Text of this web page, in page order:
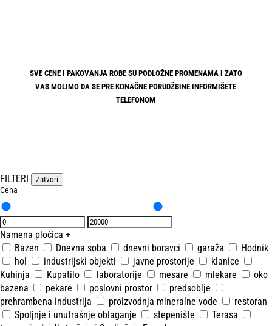
SVE CENE I PAKOVANJA ROBE SU PODLOŽNE PROMENAMA I ZATO
VAS MOLIMO DA SE PRE KONAČNE PORUDŽBINE INFORMIŠETE
TELEFONOM
FILTERI Zatvori
Cena
Namena pločica +
Bazen
Dnevna soba dnevni boravci garaža
Hodnik
hol
industrijski objekti javne prostorije
klanice
Kuhinja
Kupatilo laboratorije mesare mlekare
oko
bazena
pekare poslovni prostor
predsoblje
prehrambena industrija
proizvodnja mineralne vode
restoran
Spoljnje i unutrašnje oblaganje
stepenište
Terasa